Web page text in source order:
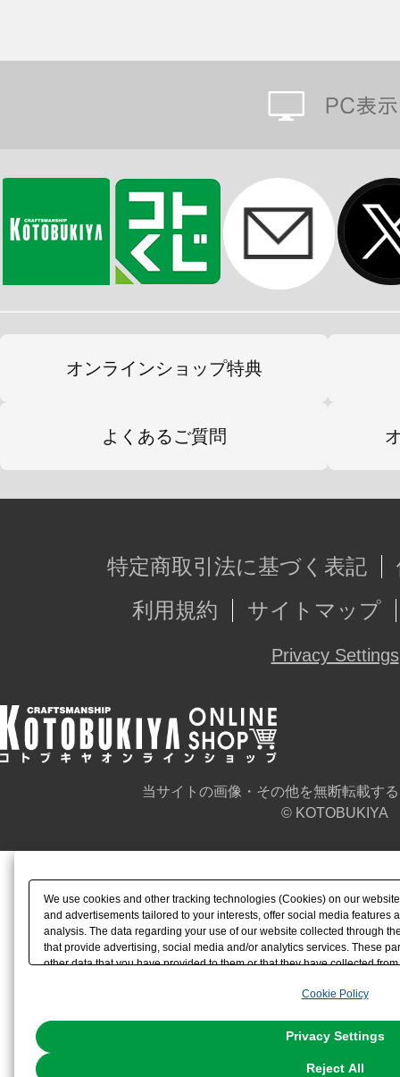
オンラインショップ特典
よくあるご質問
特定商取引法に基づく表記
利用規約
サイトマップ
Privacy Settings
当サイトの画像・その他を無断転載す
© KOTOBUKIYA
We use cookies and other tracking technologies (Cookies) on our
and advertisements tailored to your interests, offer social media features
analysis. The data regarding your use of our website collected through
that provide advertising, social media and/or analytics services. These
other data that you have provided to them or that they have collected
the use of all Cookies except for Strictly Necessary Cookies, please
Cookie Policy
Privacy Settings
Reject All